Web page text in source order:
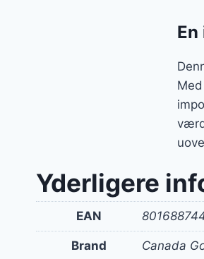
Yderligere
EAN
Brand Canada